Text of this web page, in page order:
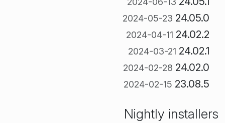
24.05.0
2024-05-23
24.02.2
2024-04-11
24.02.1
2024-03-21
24.02.0
2024-02-28
23.08.5
2024-02-15
Nightly installers